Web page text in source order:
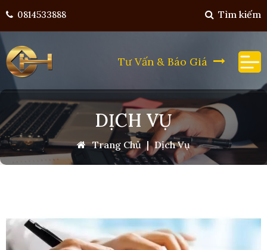
0814533888 Tìm kiếm
Tư Vấn & Báo Giá
DỊCH VỤ
Trang Chủ | Dịch Vụ